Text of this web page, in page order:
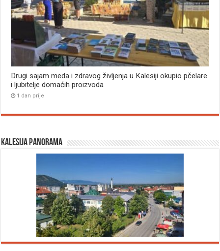
Drugi sajam meda i zdravog življenja u Kalesiji okupio pčelare
i ljubitelje domaćih proizvoda
1 dan prije
Kalesija panorama